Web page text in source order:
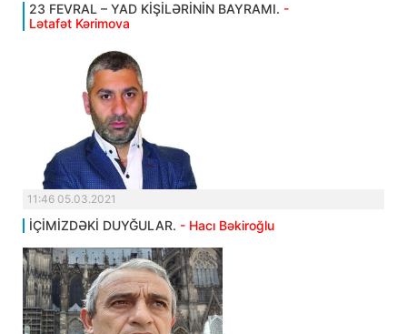
23 FEVRAL – YAD KİŞİLƏRİNİN BAYRAMI. -
Lətafət Kərimova
11:46 05.03.2021
İÇİMİZDƏKİ DUYĞULAR. - Hacı Bəkiroğlu